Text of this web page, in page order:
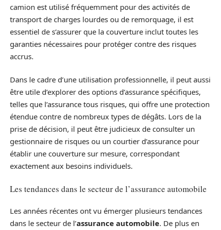
camion est utilisé fréquemment pour des activités de
transport de charges lourdes ou de remorquage, il est
essentiel de s’assurer que la couverture inclut toutes les
garanties nécessaires pour protéger contre des risques
accrus.
Dans le cadre d’une utilisation professionnelle, il peut aussi
être utile d’explorer des options d’assurance spécifiques,
telles que l’assurance tous risques, qui offre une protection
étendue contre de nombreux types de dégâts. Lors de la
prise de décision, il peut être judicieux de consulter un
gestionnaire de risques ou un courtier d’assurance pour
établir une couverture sur mesure, correspondant
exactement aux besoins individuels.
Les tendances dans le secteur de l’assurance automobile
Les années récentes ont vu émerger plusieurs tendances
dans le secteur de l’assurance automobile. De plus en